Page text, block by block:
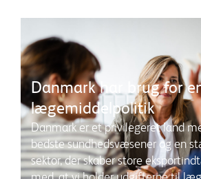
Danmark har brug for
lægemiddelpolitik
Danmark er et privilegeret land
bedste sundhedsvæsener og en
sektor, der skaber store